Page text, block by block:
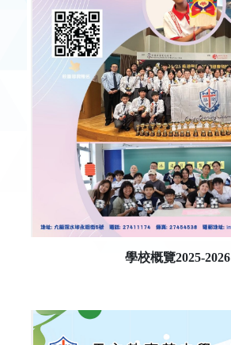
學校概覽2025-2026